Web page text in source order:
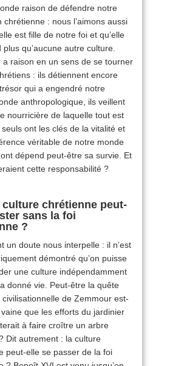
raison de défendre notre
chrétienne : nous l’aimons aussi
est fille de notre foi et qu’elle
plus qu’aucune autre culture.
a raison en un sens de se tourner
: ils détiennent encore
qui a engendré notre
anthropologique, ils veillent
nourricière de laquelle tout est
ont les clés de la vitalité et
véritable de notre monde
dépend peut-être sa survie. Et
cette responsabilité ?
culture chrétienne peut-
sans la foi
?
un doute nous interpelle : il n’est
démontré qu’on puisse
une culture indépendamment
donné vie. Peut-être la quête
civilisationnelle de Zemmour est-
que les efforts du jardinier
à faire croître un arbre
Dit autrement : la culture
peut-elle se passer de la foi